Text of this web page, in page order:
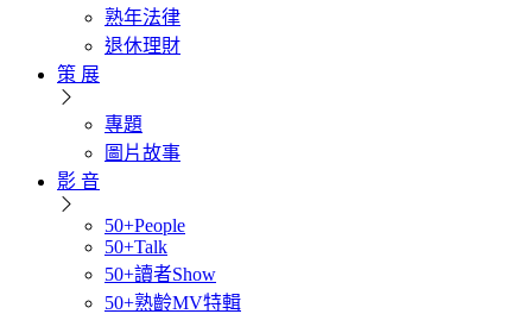
熟年法律
退休理財
策 展
專題
圖片故事
影 音
50+People
50+Talk
50+讀者Show
50+熟齡MV特輯